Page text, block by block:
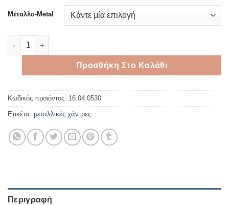
Μέταλλο-Metal
Μεταλλικές χάντρες ρεβόλβερ 7*3mm ποσότητα
Προσθήκη Στο Καλάθι
Κωδικός προϊόντος: 16.04.0530
Ετικέτα: μεταλλικές χάντρες
Περιγραφή